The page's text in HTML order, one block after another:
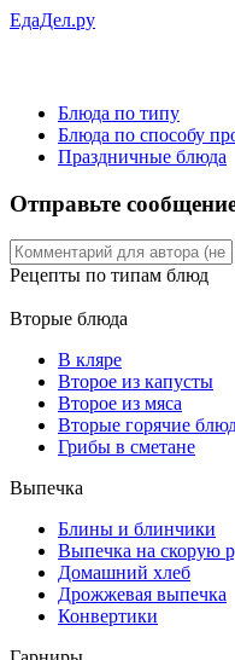
ЕдаДел.ру
Блюда по типу
Блюда по способу
Праздничные блюда
Отправьте
Рецепты по типам блюд
Вторые блюда
В кляре
Второе из капусты
Второе из мяса
Вторые горячие
Грибы в сметане
Выпечка
Блины и блинчики
Выпечка на скорую
Домашний хлеб
Дрожжевая выпечка
Конвертики